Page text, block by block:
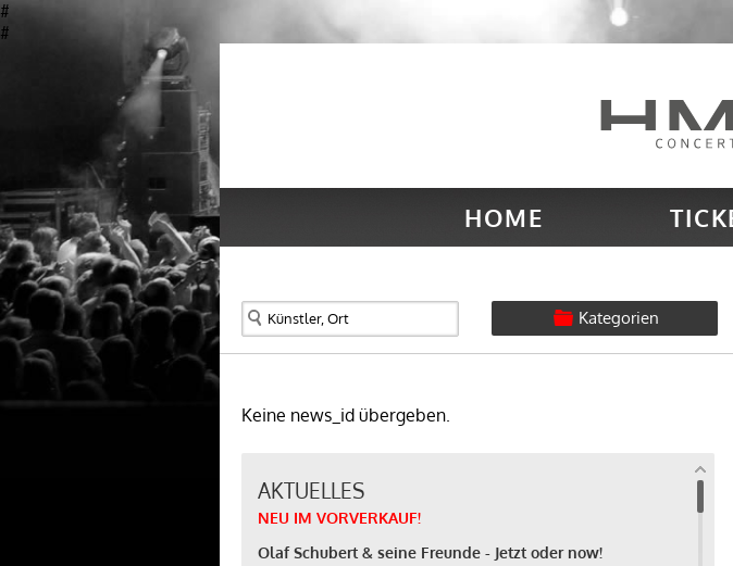
#
#
HOME
Kategorien
Keine news_id übergeben.
AKTUELLES
NEU IM VORVERKAUF!
Olaf Schubert & seine Freunde - Jetzt oder now!